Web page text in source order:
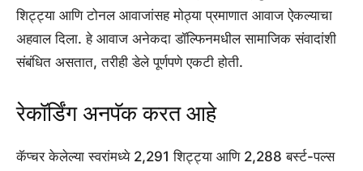
शिट्ट्या आणि टोनल आवाजांसह मोठ्या प्रमाणात आवाज ऐकल्याचा
अहवाल दिला. हे आवाज अनेकदा डॉल्फिनमधील सामाजिक संवादांशी
संबंधित असतात, तरीही डेले पूर्णपणे एकटी होती.
रेकॉर्डिंग अनपॅक करत आहे
कॅप्चर केलेल्या स्वरांमध्ये 2,291 शिट्ट्या आणि 2,288 बर्स्ट-पल्स